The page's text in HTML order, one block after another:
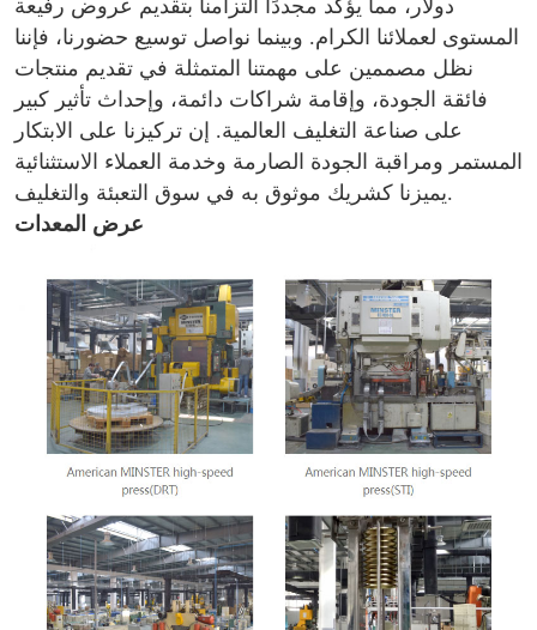
دولار، مما يؤكد مجددًا التزامنا بتقديم عروض رفيعة
المستوى لعملائنا الكرام. وبينما نواصل توسيع حضورنا، فإننا
نظل مصممين على مهمتنا المتمثلة في تقديم منتجات
فائقة الجودة، وإقامة شراكات دائمة، وإحداث تأثير كبير
على صناعة التغليف العالمية. إن تركيزنا على الابتكار
المستمر ومراقبة الجودة الصارمة وخدمة العملاء الاستثنائية
يميزنا كشريك موثوق به في سوق التعبئة والتغليف.
عرض المعدات